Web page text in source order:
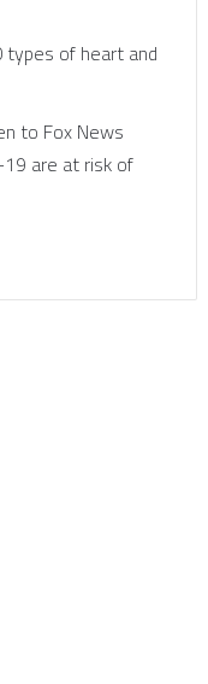
to Fox News
are at risk of